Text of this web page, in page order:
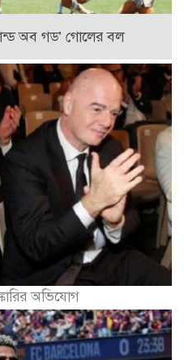
অব গড’ গোলের বল
অভিযোগ